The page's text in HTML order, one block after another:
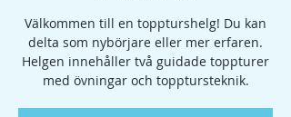
Välkommen till en toppturshelg! Du kan
delta som nybörjare eller mer erfaren.
Helgen innehåller två guidade toppturer
med övningar och topptursteknik.